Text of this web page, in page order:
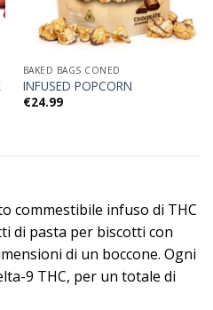
BAKED BAGS CONED
INFUSED POPCORN
€24.99
commestibile infuso di THC
di pasta per biscotti con
di un boccone. Ogni
9 THC, per un totale di